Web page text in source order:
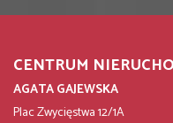
CENTRUM
AGATA GAJEWSKA
Plac Zwycięstwa 12/1A